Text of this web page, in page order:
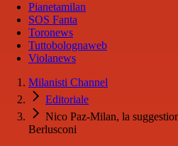
Pianetamilan
SOS Fanta
Toronews
Tuttobolognaweb
Violanews
Milanisti Channel
Editoriale
Nico Paz-Milan, la
Berlusconi